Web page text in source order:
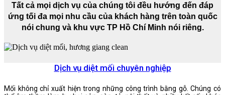
Tất cả mọi dịch vụ của chúng tôi đều hướng đến đáp
ứng tối đa mọi nhu cầu của khách hàng trên toàn quốc
nói chung và khu vực TP Hồ Chí Minh nói riêng.
Dịch vụ diệt mối chuyên nghiệp
Mối không chỉ xuất hiện trong những công trình bằng gỗ. Chúng có